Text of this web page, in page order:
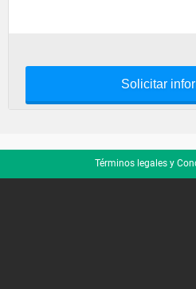
Solicitar
Términos legales y